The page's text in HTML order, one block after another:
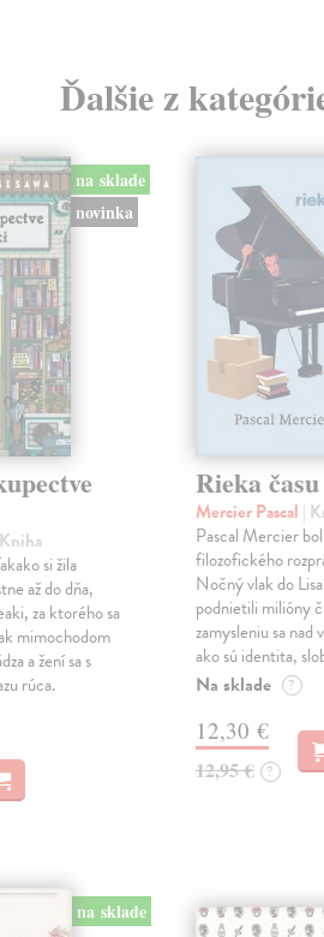
Ďalšie z
na sklade
novinka
si žila
až do dňa,
za ktorého sa
mimochodom
a žení sa s
rúca.
Rieka času
Mercier Pascal |
Pascal Mercier
filozofického
Nočný vlak do
podnietili milióny
zamysleniu sa
ako sú identita,
Na sklade ?
12,30 €
12,95 € ?
na sklade